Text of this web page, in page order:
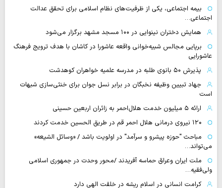
بیمه اجتماعی، یکی از ظرفیت‌های نظام اسلامی برای تحقق عدالت
اجتماعی…
همایش دختران نینوایی در ۱۰۰ مسجد مشهد برگزار می‌شود
برپایی مجالس شبیه‌خوانی واقعه عاشورا در کاشان با هدف ترویج فرهنگ
عاشورایی
پذیرش ۵۰ بانوی طلبه در مدرسه علمیه خواهران کوهدشت
جهاد تبیین وظیفه نخبگان در برابر نسل جوان برای خنثی‌سازی شبهات
است
ارائه ۵ میلیون خدمت هلال‌احمر به زائران اربعین حسینی
۱۲۰ نیروی درمانی هلال احمر قم در طریق الحسین خدمت کردند
مباحث "حوزه پیشرو و سرآمد" در اولویت باشد / «وسائل الشیعه»
می‌تواند…
ملت ایران وعراق حماسه آفریدند /محور وحدت در جمهوری اسلامی
ولی‌فقیه…
کرامت انسانی در اسلام ریشه در خلقت الهی دارد